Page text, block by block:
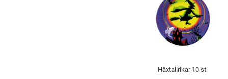
Häxtallrikar 10 st